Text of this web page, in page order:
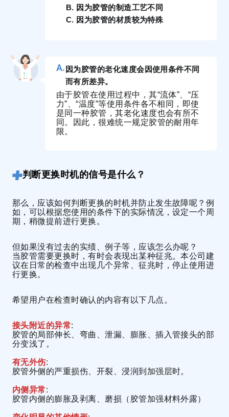
B. 因为胶管的制造工艺不同
C. 因为胶管的材质较为特殊
因为胶管的老化速度会因使用条件不同
而有所差异。
由于胶管在使用过程中，其“流体”、“压
力”、“温度”等使用条件各不相同，即使
是同一种胶管，其老化速度也会有所不
同。因此，很难统一规定胶管的耐用年
限。
判断更换时机的信号是什么？
那么，应该如何判断更换的时机并防止发生故障呢？例
如，可以根据您使用的条件下的实际情况，设定一个周
期，稍微提前进行更换。
但如果没有过去的实绩、例子等，应该怎么办呢？
当胶管需要更换时，有时会表现出某种征兆。本公司建
议在日常的检查中出现几个异常、征兆时，停止使用进
行更换。
希望用户在检查时确认的内容有以下几点。
接头附近的异常:
胶管的局部伸长、弯曲、泄漏、膨胀、插入管接头的部
分变浅了。
有无外伤:
胶管外侧的严重损伤、开裂、浸润到加强层时。
内侧异常:
胶管内侧的膨胀及剥离、磨损（胶管加强材料外露）